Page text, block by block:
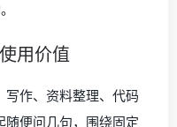
用价值
作、资料整理、代码
便问几句，围绕固定